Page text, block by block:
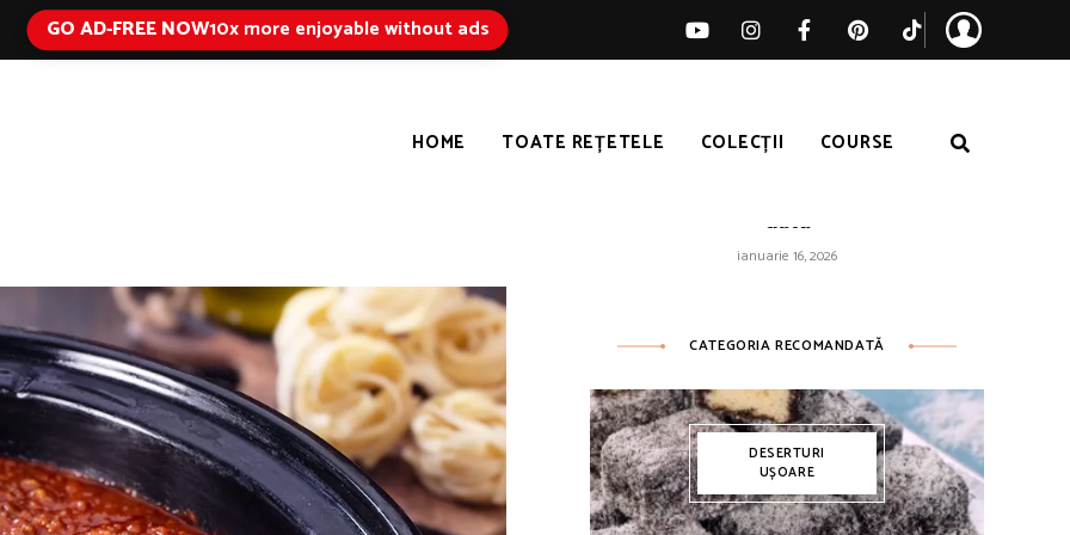
GO AD-FREE NOW10x more enjoyable without ads
HOME TOATE REȚETELE COLECȚII COURSE
dată
ianuarie 16, 2026
CATEGORIA RECOMANDATĂ
DESERTURI
UȘOARE